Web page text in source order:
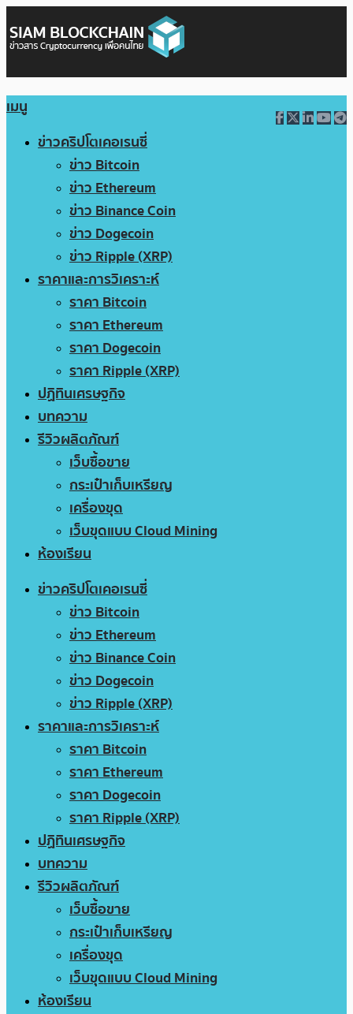
เมนู
ข่าวคริปโตเคอเรนซี่
ข่าว Bitcoin
ข่าว Ethereum
ข่าว Binance Coin
ข่าว Dogecoin
ข่าว Ripple (XRP)
ราคาและการวิเคราะห์
ราคา Bitcoin
ราคา Ethereum
ราคา Dogecoin
ราคา Ripple (XRP)
ปฏิทินเศรษฐกิจ
บทความ
รีวิวผลิตภัณฑ์
เว็บซื้อขาย
กระเป๋าเก็บเหรียญ
เครื่องขุด
เว็บขุดแบบ Cloud Mining
ห้องเรียน
ข่าวคริปโตเคอเรนซี่
ข่าว Bitcoin
ข่าว Ethereum
ข่าว Binance Coin
ข่าว Dogecoin
ข่าว Ripple (XRP)
ราคาและการวิเคราะห์
ราคา Bitcoin
ราคา Ethereum
ราคา Dogecoin
ราคา Ripple (XRP)
ปฏิทินเศรษฐกิจ
บทความ
รีวิวผลิตภัณฑ์
เว็บซื้อขาย
กระเป๋าเก็บเหรียญ
เครื่องขุด
เว็บขุดแบบ Cloud Mining
ห้องเรียน